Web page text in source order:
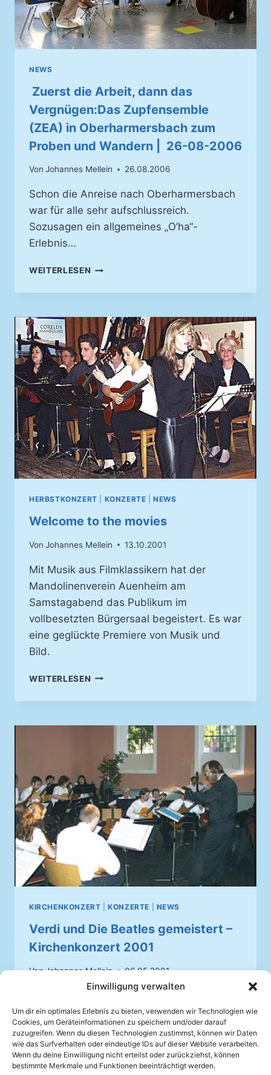
Einwilligung verwalten
Um dir ein optimales Erlebnis zu bieten, verwenden wir Technologien wie
Cookies, um Geräteinformationen zu speichern und/oder darauf
zuzugreifen. Wenn du diesen Technologien zustimmst, können wir Daten
wie das Surfverhalten oder eindeutige IDs auf dieser Website verarbeiten.
Wenn du deine Einwilligung nicht erteilst oder zurückziehst, können
bestimmte Merkmale und Funktionen beeinträchtigt werden.
NEWS
Zuerst die Arbeit, dann das
Vergnügen:Das Zupfensemble
(ZEA) in Oberharmersbach zum
Proben und Wandern | 26-08-2006
Von Johannes Mellein 26.08.2006
Schon die Anreise nach Oberharmersbach
war für alle sehr aufschlussreich.
Sozusagen ein allgemeines „O’ha“-
Erlebnis…
WEITERLESEN ZUERST
ARBEIT,
DAS
VERGNÜGEN:DAS
ZUPFENSEMBLE
(ZEA)
IN
OBERHARMERSBACH
ZUM
PROBEN
UND
WANDERN | 26-
08-
2006
HERBSTKONZERT KONZERTE |NEWS
Welcome to the movies
Von Johannes Mellein 13.10.2001
Mit Musik aus Filmklassikern hat der
Mandolinenverein Auenheim am
Samstagabend das Publikum im
vollbesetzten Bürgersaal begeistert. Es war
eine geglückte Premiere von Musik und
Bild.
WEITERLESEN WELCOME
THE
KIRCHENKONZERT |KONZERTE NEWS
Verdi und Die Beatles gemeistert –
Kirchenkonzert 2001
VonJohannes Mellein 06.05.2001
Überaus stimmungsvolle Klänge
präsentierte der Mandolinenverein
Auenheim bei seinem Frühjahrskonzert.
WEITERLESENVERDI
UND